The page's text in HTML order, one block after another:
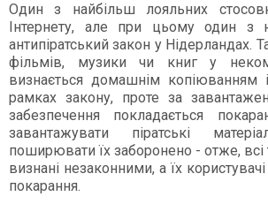
Один з найбільш лояльних
Інтернету, але при цьому один з
антипіратський закон у Нідерландах.
фільмів, музики чи книг у
визнається домашнім копіюванням
рамках закону, проте за
забезпечення покладається
завантажувати піратські
поширювати їх заборонено - отже, всі
визнані незаконними, а їх
покарання.